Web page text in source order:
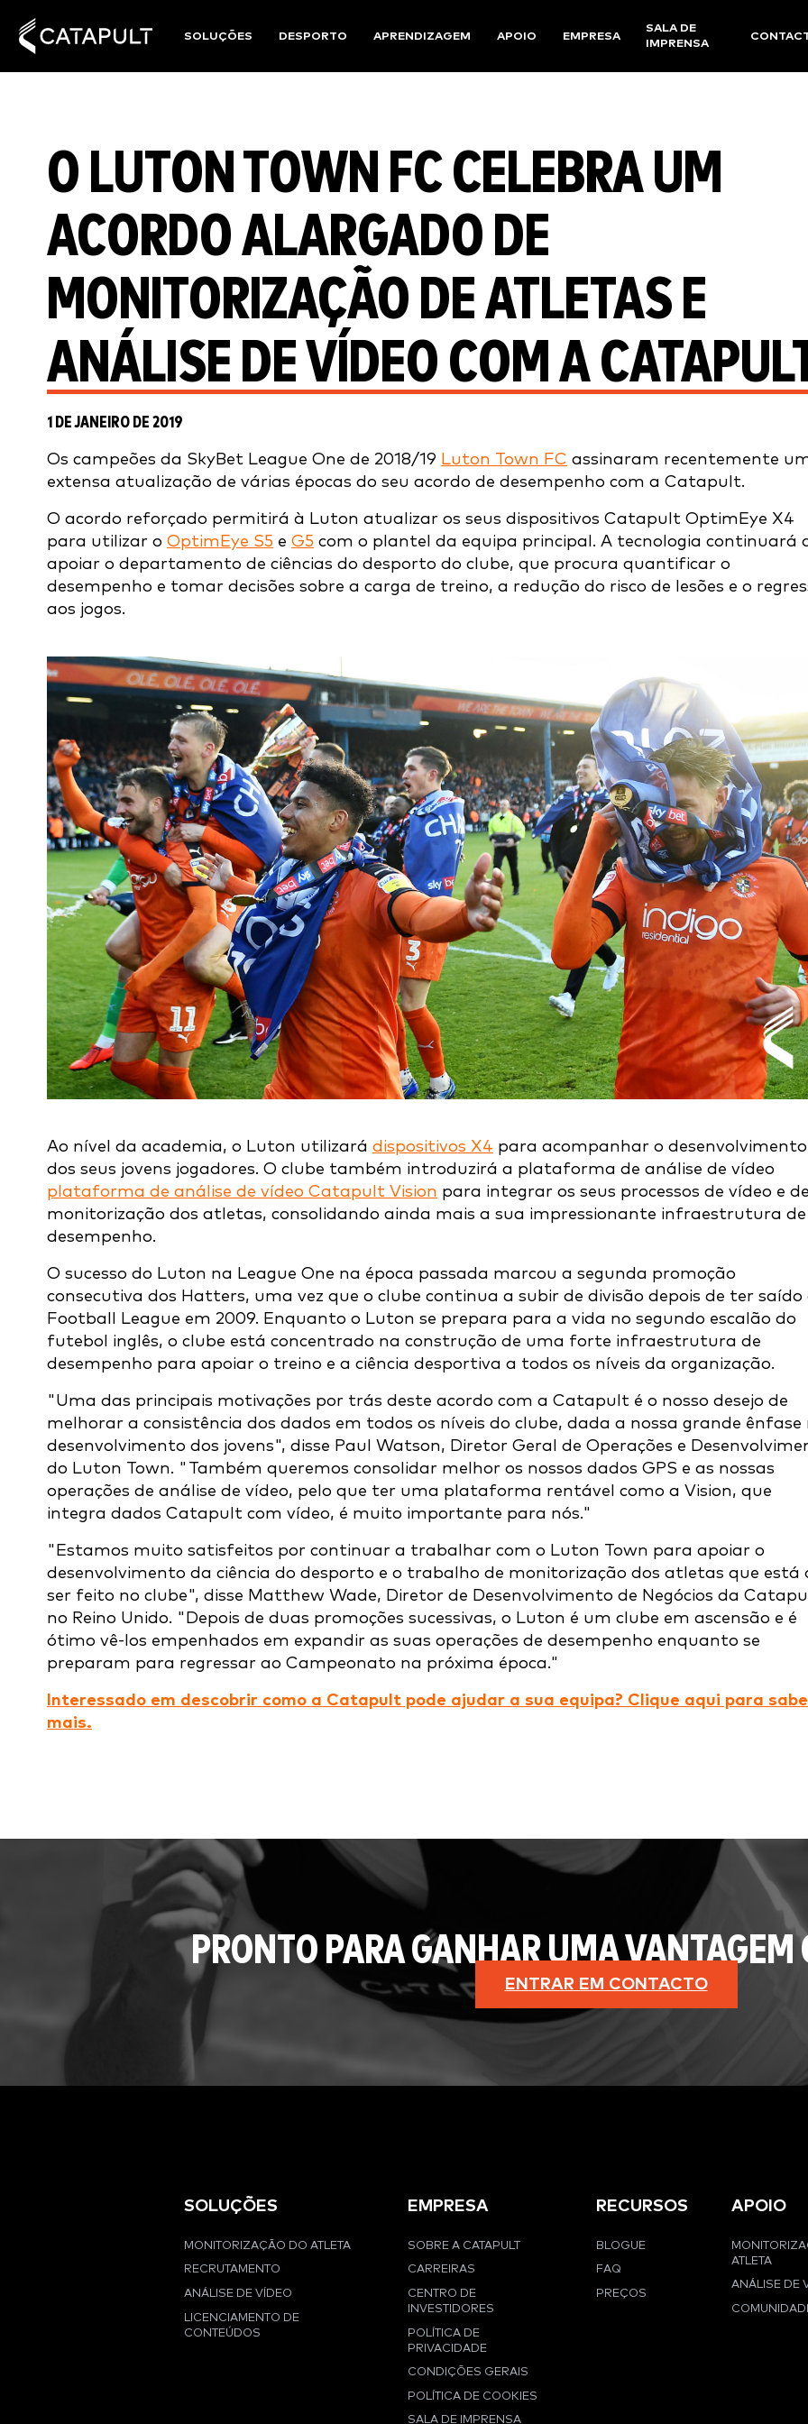
SOLUÇÕES DESPORTO APRENDIZAGEM APOIO EMPRESA
SALA DE
IMPRENSA
O LUTON TOWN FC CELEBRA UM
ACORDO ALARGADO DE
MONITORIZAÇÃO DE ATLETAS E
ANÁLISE DE VÍDEO COM A
1 DE JANEIRO DE 2019
Os campeões da SkyBet League One de 2018/19 Luton Town FC assinaram recentemente
extensa atualização de várias épocas do seu acordo de desempenho com a Catapult.
O acordo reforçado permitirá à Luton atualizar os seus dispositivos Catapult OptimEye X4
para utilizar o OptimEye S5 e G5 com o plantel da equipa principal. A tecnologia continuará
apoiar o departamento de ciências do desporto do clube, que procura quantificar o
desempenho e tomar decisões sobre a carga de treino, a redução do risco de lesões e o
aos jogos.
Ao nível da academia, o Luton utilizará dispositivos X4 para acompanhar o desenvolvimento
dos seus jovens jogadores. O clube também introduzirá a plataforma de análise de vídeo
plataforma de análise de vídeo Catapult Vision para integrar os seus processos de vídeo e
monitorização dos atletas, consolidando ainda mais a sua impressionante infraestrutura de
desempenho.
O sucesso do Luton na League One na época passada marcou a segunda promoção
consecutiva dos Hatters, uma vez que o clube continua a subir de divisão depois de ter saído
Football League em 2009. Enquanto o Luton se prepara para a vida no segundo escalão do
futebol inglês, o clube está concentrado na construção de uma forte infraestrutura de
desempenho para apoiar o treino e a ciência desportiva a todos os níveis da organização.
"Uma das principais motivações por trás deste acordo com a Catapult é o nosso desejo de
melhorar a consistência dos dados em todos os níveis do clube, dada a nossa grande ênfase
desenvolvimento dos jovens", disse Paul Watson, Diretor Geral de Operações e
do Luton Town. "Também queremos consolidar melhor os nossos dados GPS e as nossas
operações de análise de vídeo, pelo que ter uma plataforma rentável como a Vision, que
integra dados Catapult com vídeo, é muito importante para nós."
"Estamos muito satisfeitos por continuar a trabalhar com o Luton Town para apoiar o
desenvolvimento da ciência do desporto e o trabalho de monitorização dos atletas que está
ser feito no clube", disse Matthew Wade, Diretor de Desenvolvimento de Negócios da
no Reino Unido. "Depois de duas promoções sucessivas, o Luton é um clube em ascensão e é
ótimo vê-los empenhados em expandir as suas operações de desempenho enquanto se
preparam para regressar ao Campeonato na próxima época."
Interessado em descobrir como a Catapult pode ajudar a sua equipa? Clique aqui para
mais.
PRONTO PARA GANHAR UMA VANTAGEM
ENTRAR EM CONTACTO
SOLUÇÕES
MONITORIZAÇÃO DO ATLETA
RECRUTAMENTO
ANÁLISE DE VÍDEO
LICENCIAMENTO DE
CONTEÚDOS
EMPRESA
SOBRE A CATAPULT
CARREIRAS
CENTRO DE
INVESTIDORES
POLÍTICA DE
PRIVACIDADE
CONDIÇÕES GERAIS
POLÍTICA DE COOKIES
SALA DE IMPRENSA
RECURSOS
BLOGUE
FAQ
PREÇOS
APOIO
ATLETA
ANÁLISE DE